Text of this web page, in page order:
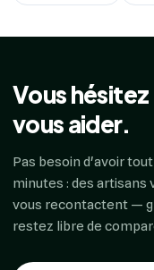
Vous
vous aider.
Pas besoin d'avoir
minutes : des artisans
vous recontactent —
restez libre de